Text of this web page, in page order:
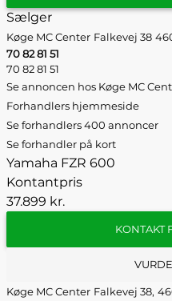
Sælger
Køge MC Center Falkevej 38
70 82 81 51
70 82 81 51
Se annoncen hos Køge MC
Forhandlers hjemmeside
Se forhandlers 400 annoncer
Se forhandler på kort
Yamaha FZR 600
Kontantpris
37.899 kr.
KONTAKT
Køge MC Center Falkevej 38,